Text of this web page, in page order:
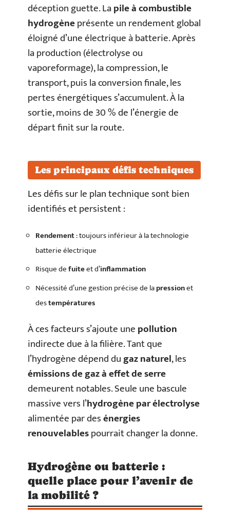
déception guette. Lapile à combustible
hydrogèneprésente un rendement global
éloigné d’une électrique à batterie. Après
la production (électrolyse ou
vaporeformage), la compression, le
transport, puis la conversion finale, les
pertes énergétiques s’accumulent. À la
sortie, moins de 30 % de l’énergie de
départ finit sur la route.
Les principaux défis techniques
Les défis sur le plan technique sont bien
identifiés et persistent :
Rendement: toujours inférieur à la technologie
batterie électrique
Risque defuiteet d’inflammation
Nécessité d’une gestion précise de lapressionet
destempératures
À ces facteurs s’ajoute unepollution
indirecte due à la filière. Tant que
l’hydrogène dépend dugaz naturel, les
émissions de gaz à effet de serre
demeurent notables. Seule une bascule
massive vers l’hydrogène par électrolyse
alimentée par desénergies
renouvelablespourrait changer la donne.
Hydrogène ou batterie :
quelle place pour l’avenir de
la mobilité ?